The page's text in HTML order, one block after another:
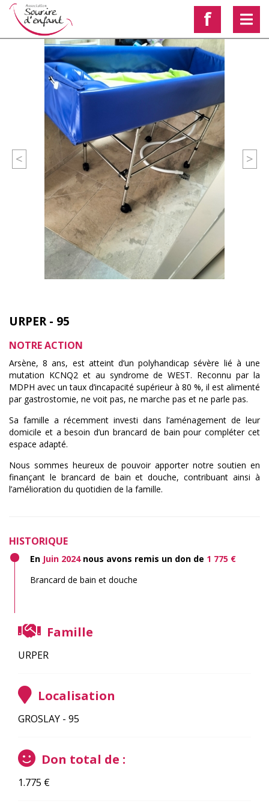
f
< >
URPER - 95
NOTRE ACTION
Arsène, 8 ans, est atteint d’un polyhandicap sévère lié à une
mutation KCNQ2 et au syndrome de WEST. Reconnu par la
MDPH avec un taux d’incapacité supérieur à 80 %, il est alimenté
par gastrostomie, ne voit pas, ne marche pas et ne parle pas.
Sa famille a récemment investi dans l’aménagement de leur
domicile et a besoin d’un brancard de bain pour compléter cet
espace adapté.
Nous sommes heureux de pouvoir apporter notre soutien en
finançant le brancard de bain et douche, contribuant ainsi à
l’amélioration du quotidien de la famille.
HISTORIQUE
En Juin 2024nous avons remis un don de 1 775 €
Brancard de bain et douche
Famille
URPER
Localisation
GROSLAY - 95
Don total de :
1.775 €